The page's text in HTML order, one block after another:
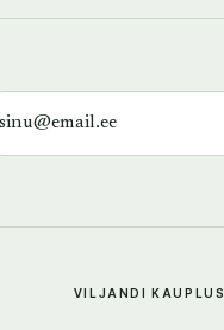
VILJANDI KAUPLUS